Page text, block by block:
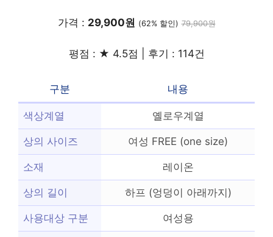
가격 : 29,900원 (62% 할인) 79,900원
평점 : ★ 4.5점 | 후기 : 114건
구분 내용
색상계열 옐로우계열
상의 사이즈 여성 FREE (one size)
소재 레이온
상의 길이 하프 (엉덩이 아래까지)
사용대상 구분 여성용